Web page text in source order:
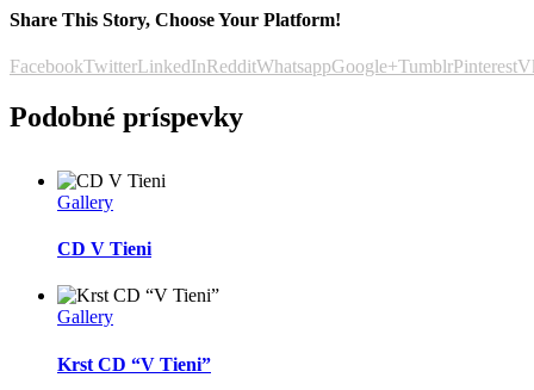
Share This Story, Choose Your Platform!
FacebookTwitterLinkedInRedditWhatsappGoogle+TumblrPinterest
Podobné príspevky
Gallery
CD V Tieni
Gallery
Krst CD “V Tieni”